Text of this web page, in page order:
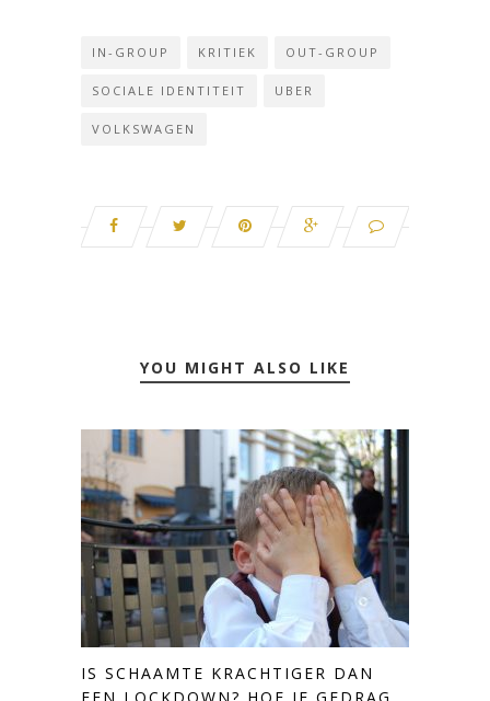
IN-GROUP KRITIEK OUT-GROUP
SOCIALE IDENTITEIT UBER
VOLKSWAGEN
YOU MIGHT ALSO LIKE
IS SCHAAMTE KRACHTIGER DAN